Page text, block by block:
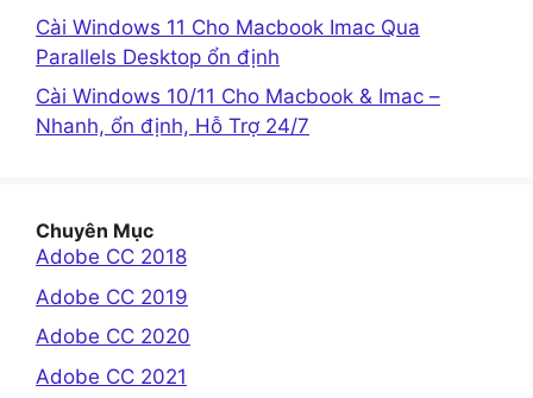
Cài Windows 11 Cho Macbook Imac Qua
Parallels Desktop ổn định
Cài Windows 10/11 Cho Macbook & Imac –
Nhanh, ổn định, Hỗ Trợ 24/7
Chuyên Mục
Adobe CC 2018
Adobe CC 2019
Adobe CC 2020
Adobe CC 2021